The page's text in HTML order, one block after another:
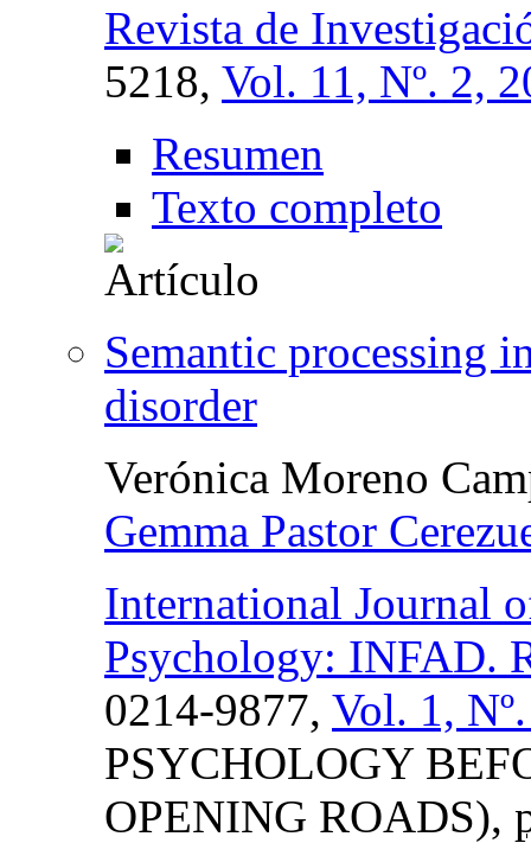
Revista de
5218, Vol. 11, Nº. 2,
Resumen
Texto completo
Semantic processing
disorder
Verónica Moreno
Gemma Pastor
International Journal
Psychology: INFAD.
0214-9877, Vol. 1,
PSYCHOLOGY
OPENING ROADS),